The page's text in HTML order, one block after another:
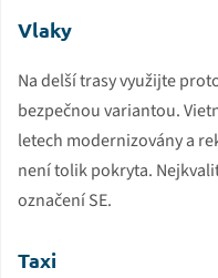
Vlaky
Na delší trasy využijte
bezpečnou variantou.
letech modernizovány a
není tolik pokryta.
označení SE.
Taxi